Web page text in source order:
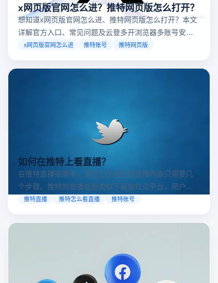
x网页版官网怎么进？推特网页版怎么打开？
想知道x网页版官网怎么进、推特网页版怎么打开？本文
详解官方入口、常见问题及云登多开浏览器多账号安全
访问方案，助你稳定登录高效运营。
x网页版官网怎么进 推特账号 推特网页版
如何在推特上看直播？
在推特直播很简单，浏览正在进行的直播内容只需要几
个步骤。推特的直播功能类似于其他社交平台，用户可
以通过关注自己喜欢的账号、浏览话题标签或查看实时
可以随时随地参与实时互动，无论是关注新闻事件、休
推特直播 推特怎么看直播 推特账号